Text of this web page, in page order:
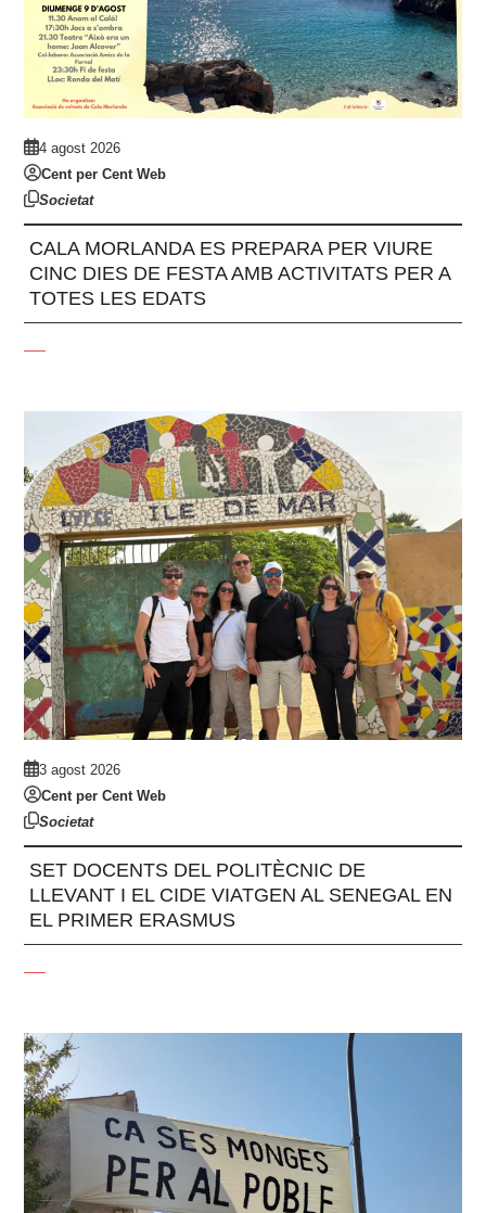
4 agost 2026
Cent per Cent Web
Societat
CALA MORLANDA ES PREPARA PER VIURE
CINC DIES DE FESTA AMB ACTIVITATS PER A
TOTES LES EDATS
3 agost 2026
Cent per Cent Web
Societat
SET DOCENTS DEL POLITÈCNIC DE
LLEVANT I EL CIDE VIATGEN AL SENEGAL EN
EL PRIMER ERASMUS